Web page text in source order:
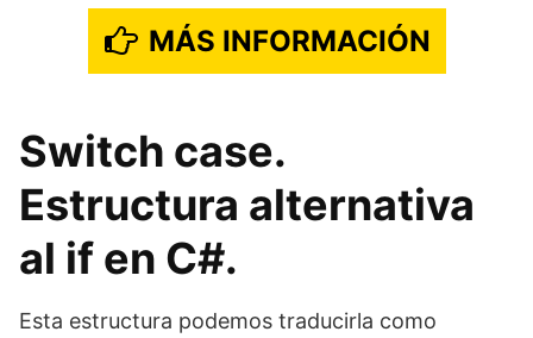
MÁS INFORMACIÓN
Switch case.
Estructura alternativa
al if en C#.
Esta estructura podemos traducirla como